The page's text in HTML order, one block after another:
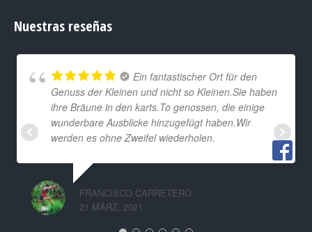
Nuestras reseñas
Ein fantastischer Ort für den
Genuss der Kleinen und nicht so Kleinen.Sie haben
ihre Bräune in den karts.To genossen, die einige
wunderbare Ausblicke hinzugefügt haben.Wir
werden es ohne Zweifel wiederholen.
FRANCISCO CARRETERO
21 MÄRZ, 2021